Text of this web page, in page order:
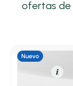
ofertas de